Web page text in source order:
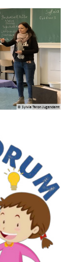
© Sylvia Taron Jugendamt